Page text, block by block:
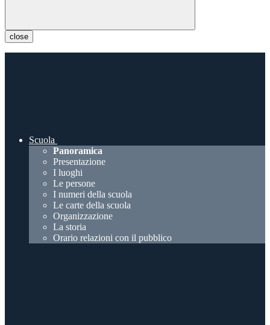
close
Scuola
Panoramica
Presentazione
I luoghi
Le persone
I numeri della scuola
Le carte della scuola
Organizzazione
La storia
Orario relazioni con il pubblico